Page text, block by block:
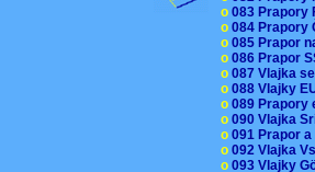
o 083 Prapory
o 084 Prapory
o 085 Prapor
o 086 Prapor
o 087 Vlajka
o 088 Vlajky
o 089 Prapory
o 090 Vlajka
o 091 Prapor
o 092 Vlajka
o 093 Vlajky